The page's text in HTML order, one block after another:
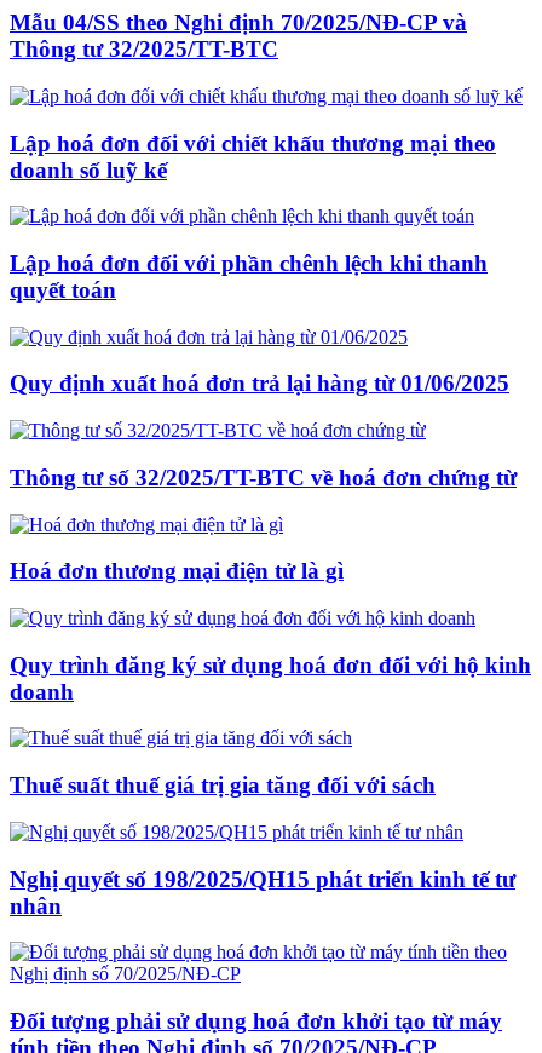
Mẫu 04/SS theo Nghi định 70/2025/NĐ-CP và
Thông tư 32/2025/TT-BTC
Lập hoá đơn đối với chiết khấu thương mại theo
doanh số luỹ kế
Lập hoá đơn đối với phần chênh lệch khi thanh
quyết toán
Quy định xuất hoá đơn trả lại hàng từ 01/06/2025
Thông tư số 32/2025/TT-BTC về hoá đơn chứng từ
Hoá đơn thương mại điện tử là gì
Quy trình đăng ký sử dụng hoá đơn đối với hộ kinh
doanh
Thuế suất thuế giá trị gia tăng đối với sách
Nghị quyết số 198/2025/QH15 phát triển kinh tế tư
nhân
Đối tượng phải sử dụng hoá đơn khởi tạo từ máy
tính tiền theo Nghị định số 70/2025/NĐ-CP